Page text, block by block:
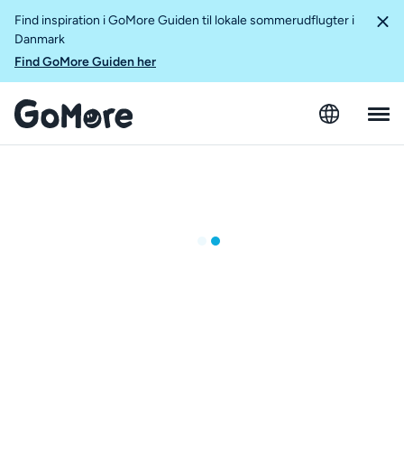
Find inspiration i GoMore Guiden til lokale sommerudflugter i
Danmark
Find GoMore Guiden her